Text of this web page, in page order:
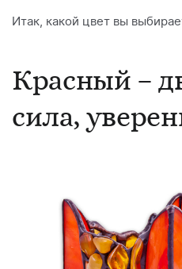
Итак, какой цвет вы
Красный –
сила,